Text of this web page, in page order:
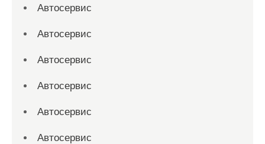
Автосервис
Автосервис
Автосервис
Автосервис
Автосервис
Автосервис